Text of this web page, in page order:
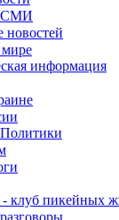
СМИ
информация
клуб пикейных